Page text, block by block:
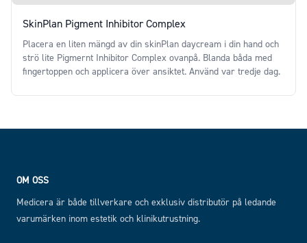
SkinPlan Pigment Inhibitor Complex
Placera en liten mängd av din skinPlan daycream i din hand och
strö lite Pigmernt Inhibitor Complex ovanpå. Blanda båda med
fingertoppen och applicera över ansiktet. Använd var tredje dag.
OM OSS
Medicera är både tillverkare och exklusiv distributör på ledande
varumärken inom estetik och klinikutrustning.